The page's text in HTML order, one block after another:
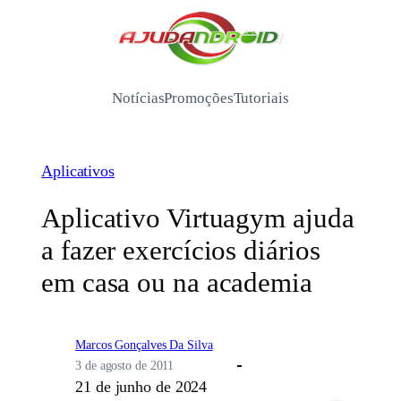
/
NotíciasPromoçõesTutoriais
Aplicativos
Aplicativo Virtuagym ajuda
a fazer exercícios diários
em casa ou na academia
Marcos Gonçalves Da Silva
3 de agosto de 2011
21 de junho de 2024